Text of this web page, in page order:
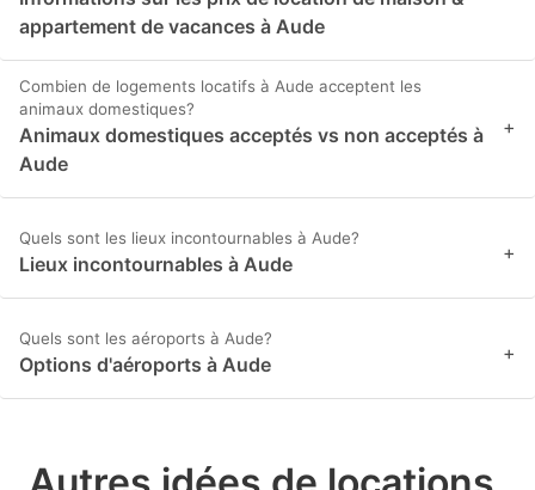
appartement de vacances à Aude
Combien de logements locatifs à Aude acceptent les
animaux domestiques?
Animaux domestiques acceptés vs non acceptés à
Aude
+
Quels sont les lieux incontournables à Aude?
Lieux incontournables à Aude +
Quels sont les aéroports à Aude?
Options d'aéroports à Aude +